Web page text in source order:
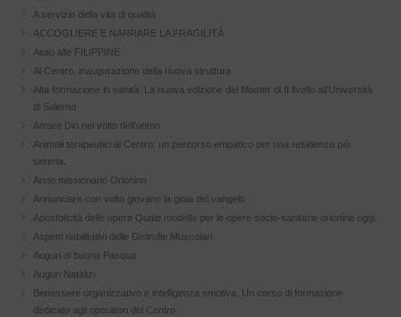
A servizio della vita di qualità
ACCOGLIERE E NARRARE LA FRAGILITÀ
Aiuto alle FILIPPINE
Al Centro, inaugurazione della nuova struttura
Alta formazione in sanità. La nuova edizione del Master di II livello all’Università
di Salerno
Amare Dio nel volto dell’uomo
Animali terapeutici al Centro: un percorso empatico per una residenza più
serena.
Anno missionario Orionino
Annunciare con volto giovane la gioia del vangelo
Apostolicità delle opere Quale modello per le opere socio-sanitarie orionine oggi
Aspetti riabilitativi delle Distrofie Muscolari
Auguri di buona Pasqua
Auguri Natalizi
Benessere organizzativo e intelligenza emotiva. Un corso di formazione
dedicato agli operatori del Centro.